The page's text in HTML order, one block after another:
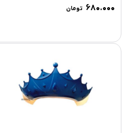
۶۸۰.۰۰۰ تومان